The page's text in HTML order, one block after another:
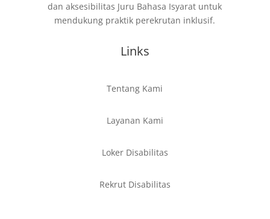
dan aksesibilitas Juru Bahasa Isyarat untuk
mendukung praktik perekrutan inklusif.
Links
Tentang Kami
Layanan Kami
Loker Disabilitas
Rekrut Disabilitas